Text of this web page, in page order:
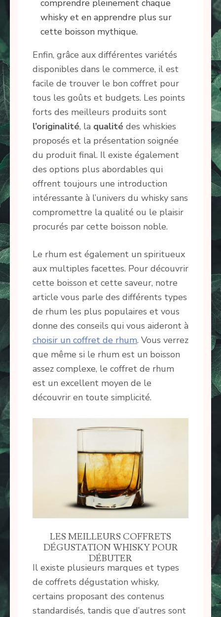
comprendre pleinement chaque
whisky et en apprendre plus sur
cette boisson mythique.
Enfin, grâce aux différentes variétés
disponibles dans le commerce, il est
facile de trouver le bon coffret pour
tous les goûts et budgets. Les points
forts des meilleurs produits sont
l’originalité, la qualité des whiskies
proposés et la présentation soignée
du produit final. Il existe également
des options plus abordables qui
offrent toujours une introduction
intéressante à l’univers du whisky sans
compromettre la qualité ou le plaisir
procurés par cette boisson noble.
Le rhum est également un spiritueux
aux multiples facettes. Pour découvrir
cette boisson et cette saveur, notre
article vous parle des différents types
de rhum les plus populaires et vous
donne des conseils qui vous aideront à
choisir un coffret de rhum. Vous verrez
que même si le rhum est un boisson
assez complexe, le coffret de rhum
est un excellent moyen de le
découvrir en toute simplicité.
LES MEILLEURS COFFRETS
DÉGUSTATION WHISKY POUR
DÉBUTER
Il existe plusieurs marques et types
de coffrets dégustation whisky,
certains proposant des contenus
standardisés, tandis que d’autres sont